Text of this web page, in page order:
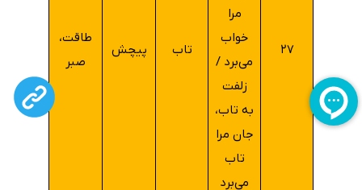
۲۷
مرا
خواب
می‌برد /
زلفت
به تاب،
جان مرا
تاب
می‌برد
تاب پیچش
طاقت،
صبر